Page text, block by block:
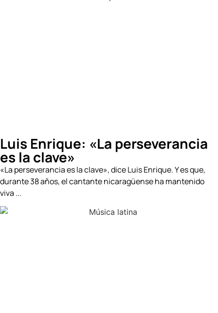
Luis Enrique: «La perseverancia
es la clave»
«La perseverancia es la clave», dice Luis Enrique. Y es que,
durante 38 años, el cantante nicaragüense ha mantenido
viva ...